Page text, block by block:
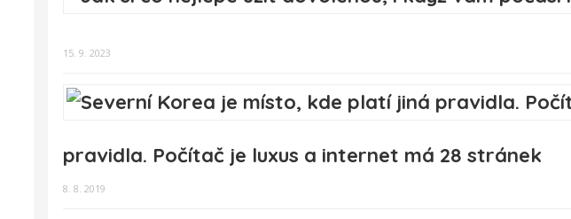
15. 9. 2023
pravidla. Počítač je luxus a internet má 28 stránek
8. 8. 2019